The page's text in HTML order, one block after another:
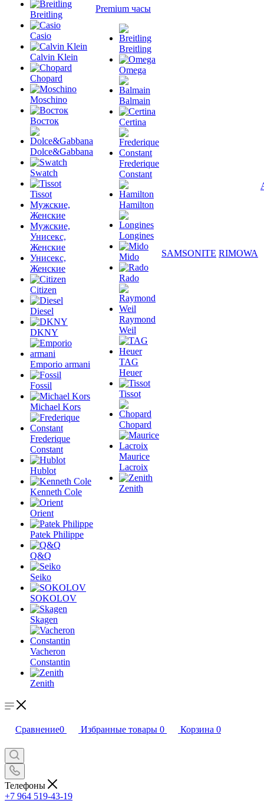
Breitling
Casio
Calvin Klein
Chopard
Moschino
Восток
Dolce&Gabbana
Swatch
Tissot
Мужские,
Женские
Мужские,
Унисекс,
Женские
Унисекс,
Женские
Citizen
Diesel
DKNY
Emporio armani
Fossil
Michael Kors
Frederique
Constant
Hublot
Kenneth Cole
Orient
Patek Philippe
Q&Q
Seiko
SOKOLOV
Skagen
Vacheron
Constantin
Zenith
Premium часы
Breitling
Omega
Balmain
Certina
Frederique
Constant
Hamilton
Longines
Mido
Rado
Raymond
Weil
TAG
Heuer
Tissot
Chopard
Maurice
Lacroix
Zenith
SAMSONITE RIMOWA
Сравнение0 Избранные товары 0 Корзина 0
Телефоны
+7 964 519-43-19